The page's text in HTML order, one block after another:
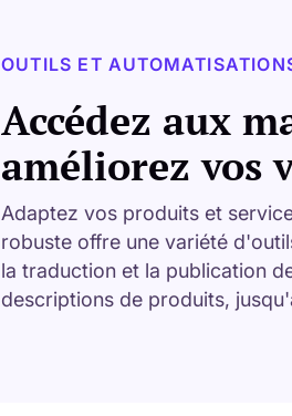
OUTILS ET
Accédez aux
améliorez vos
Adaptez vos produits et
robuste offre une variété
la traduction et la publication
descriptions de produits,